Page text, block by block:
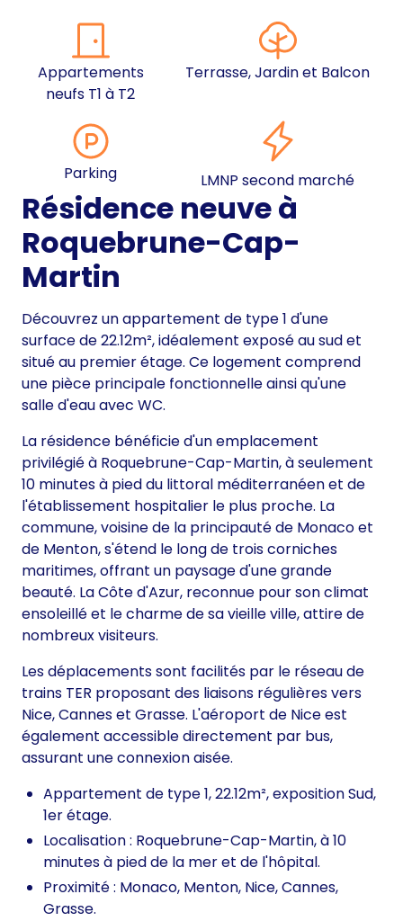
Appartements
neufs T1 à T2
Terrasse, Jardin et Balcon
Parking LMNP second marché
Résidence neuve à
Roquebrune-Cap-
Martin
Découvrez un appartement de type 1 d'une
surface de 22.12m², idéalement exposé au sud et
situé au premier étage. Ce logement comprend
une pièce principale fonctionnelle ainsi qu'une
salle d'eau avec WC.
La résidence bénéficie d'un emplacement
privilégié à Roquebrune-Cap-Martin, à seulement
10 minutes à pied du littoral méditerranéen et de
l'établissement hospitalier le plus proche. La
commune, voisine de la principauté de Monaco et
de Menton, s'étend le long de trois corniches
maritimes, offrant un paysage d'une grande
beauté. La Côte d'Azur, reconnue pour son climat
ensoleillé et le charme de sa vieille ville, attire de
nombreux visiteurs.
Les déplacements sont facilités par le réseau de
trains TER proposant des liaisons régulières vers
Nice, Cannes et Grasse. L'aéroport de Nice est
également accessible directement par bus,
assurant une connexion aisée.
Appartement de type 1, 22.12m², exposition Sud,
1er étage.
Localisation : Roquebrune-Cap-Martin, à 10
minutes à pied de la mer et de l'hôpital.
Proximité : Monaco, Menton, Nice, Cannes,
Grasse.